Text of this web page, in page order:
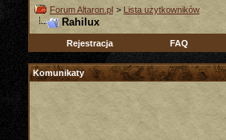
Forum Altaron.pl > Lista użytkowników
Rahilux
Rejestracja FAQ
Komunikaty